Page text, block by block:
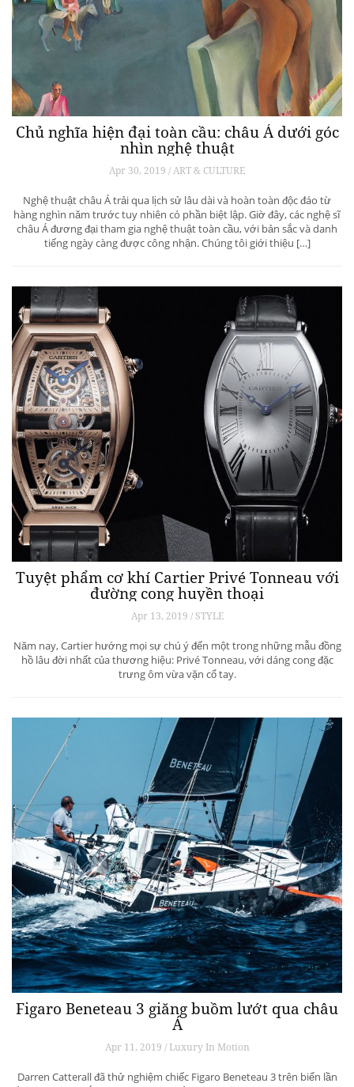
Chủ nghĩa hiện đại toàn cầu: châu Á dưới góc
nhìn nghệ thuật
Apr 30, 2019 / ART & CULTURE
Nghệ thuật châu Á trải qua lịch sử lâu dài và hoàn toàn độc đáo từ
hàng nghìn năm trước tuy nhiên có phần biệt lập. Giờ đây, các nghệ sĩ
châu Á đương đại tham gia nghệ thuật toàn cầu, với bản sắc và danh
tiếng ngày càng được công nhận. Chúng tôi giới thiệu […]
Tuyệt phẩm cơ khí Cartier Privé Tonneau với
đường cong huyền thoại
Apr 13, 2019 / STYLE
Năm nay, Cartier hướng mọi sự chú ý đến một trong những mẫu đồng
hồ lâu đời nhất của thương hiệu: Privé Tonneau, với dáng cong đặc
trưng ôm vừa vặn cổ tay.
Figaro Beneteau 3 giăng buồm lướt qua châu
Á
Apr 11, 2019 / Luxury In Motion
Darren Catterall đã thử nghiệm chiếc Figaro Beneteau 3 trên biển lần